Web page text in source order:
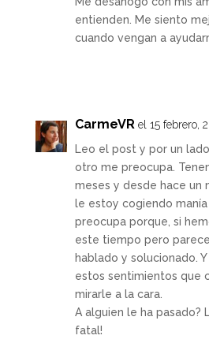
entienden. Me siento
cuando vengan a
CarmeVR el 15 febrero,
Leo el post y por un
otro me preocupa.
meses y desde hace un
le estoy cogiendo manía
preocupa porque, si
este tiempo pero
hablado y solucionado.
estos sentimientos que
mirarle a la cara.
A alguien le ha pasado?
fatal!